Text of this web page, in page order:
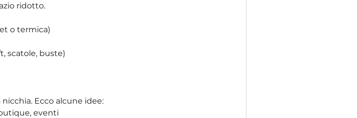
ridotto.
o termica)
scatole, buste)
Ecco alcune idee:
eventi